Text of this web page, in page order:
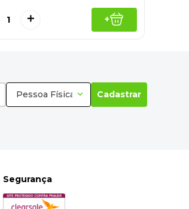
＋ +
Pessoa Física Cadastrar
Segurança